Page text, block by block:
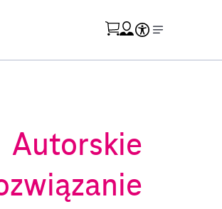
Przejdź do strony koszyka
Otwórz menu moje konto
Autorskie